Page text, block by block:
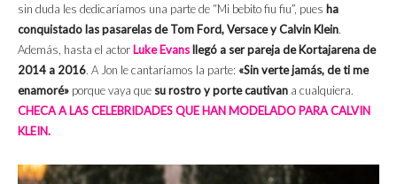
sin duda les dedicaríamos una parte de “Mi bebito fiu fiu”, pues ha
conquistado las pasarelas de Tom Ford, Versace y Calvin Klein.
Además, hasta el actor Luke Evans llegó a ser pareja de Kortajarena de
2014 a 2016. A Jon le cantaríamos la parte: «Sin verte jamás, de ti me
enamoré» porque vaya que su rostro y porte cautivan a cualquiera.
CHECA A LAS CELEBRIDADES QUE HAN MODELADO PARA CALVIN
KLEIN.